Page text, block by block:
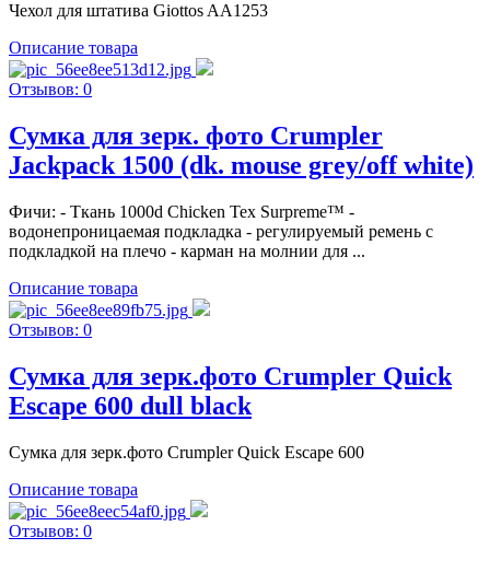
Чехол для штатива Giottos AA1253
Описание товара
Отзывов: 0
Сумка для зерк. фото Crumpler
Jackpack 1500 (dk. mouse grey/off white)
Фичи: - Ткань 1000d Chicken Tex Surpreme™ -
водонепроницаемая подкладка - регулируемый ремень с
подкладкой на плечо - карман на молнии для ...
Описание товара
Отзывов: 0
Сумка для зерк.фото Crumpler Quick
Escape 600 dull black
Сумка для зерк.фото Crumpler Quick Escape 600
Описание товара
Отзывов: 0